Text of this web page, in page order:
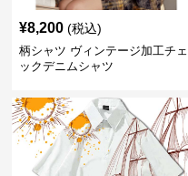
¥8,200 (税込)
柄シャツ ヴィンテージ加工チェ
ックデニムシャツ